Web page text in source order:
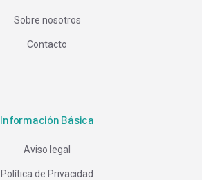
Sobre nosotros
Contacto
Información Básica
Aviso legal
Política de Privacidad